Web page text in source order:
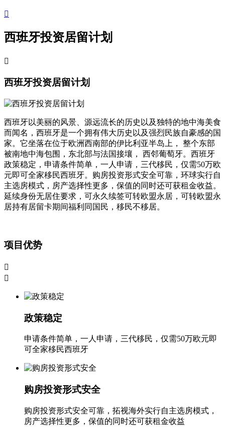

西班牙投资居留计划

西班牙投资居留计划
西班牙以美丽的风景、源远流长的历史以及独特的地中海美食
而闻名，西班牙是一个拥有伟大历史以及强烈民族自豪感的国
家。它坐落在位于欧洲西南部的伊比利亚半岛上， 整个东部
被南地中海包围，东北部与法国接壤， 西邻葡萄牙。西班牙
政策稳定，申请条件简单，一人申请，三代移民，仅需50万欧
元即可全家移民西班牙。购房投资形式安全可靠，环球实行自
主选房模式，房产选择性更多，保值的同时还可获租金收益。
延续身份无居住要求，可永久续签可转欧盟永居，可转欧盟永
居持有居留卡期间福利同国民，移民不移居。
项目优势


政策稳定
申请条件简单，一人申请，三代移民，仅需50万欧元即
可全家移民西班牙
购房投资形式安全
购房投资形式安全可靠，拓视海外实行自主选房模式，
房产选择性更多，保值的同时还可获租金收益